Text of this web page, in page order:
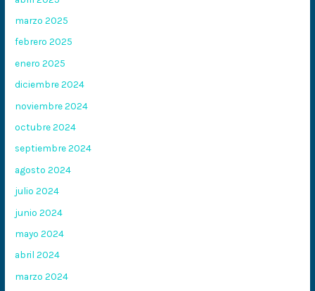
marzo 2025
febrero 2025
enero 2025
diciembre 2024
noviembre 2024
octubre 2024
septiembre 2024
agosto 2024
julio 2024
junio 2024
mayo 2024
abril 2024
marzo 2024